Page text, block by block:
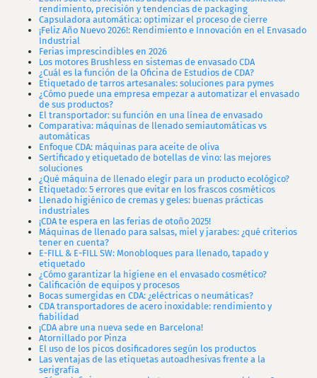
rendimiento, precisión y tendencias de packaging
Capsuladora automática: optimizar el proceso de cierre
¡Feliz Año Nuevo 2026!: Rendimiento e Innovación en el Envasado
Industrial
Ferias imprescindibles en 2026
Los motores Brushless en sistemas de envasado CDA
¿Cuál es la función de la Oficina de Estudios de CDA?
Etiquetado de tarros artesanales: soluciones para pymes
¿Cómo puede una empresa empezar a automatizar el envasado
de sus productos?
El transportador: su función en una línea de envasado
Comparativa: máquinas de llenado semiautomáticas vs
automáticas
Enfoque CDA: máquinas para aceite de oliva
Sertificado y etiquetado de botellas de vino: las mejores
soluciones
¿Qué máquina de llenado elegir para un producto ecológico?
Etiquetado: 5 errores que evitar en los frascos cosméticos
Llenado higiénico de cremas y geles: buenas prácticas
industriales
¡CDA te espera en las ferias de otoño 2025!
Máquinas de llenado para salsas, miel y jarabes: ¿qué criterios
tener en cuenta?
E-FILL & E-FILL SW: Monobloques para llenado, tapado y
etiquetado
¿Cómo garantizar la higiene en el envasado cosmético?
Calificación de equipos y procesos
Bocas sumergidas en CDA: ¿eléctricas o neumáticas?
CDA transportadores de acero inoxidable: rendimiento y
fiabilidad
¡CDA abre una nueva sede en Barcelona!
Atornillado por Pinza
El uso de los picos dosificadores según los productos
Las ventajas de las etiquetas autoadhesivas frente a la
serigrafía